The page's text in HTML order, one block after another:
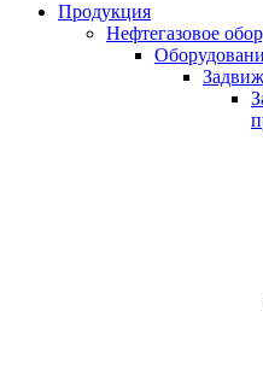
Продукция
Нефтегазовое